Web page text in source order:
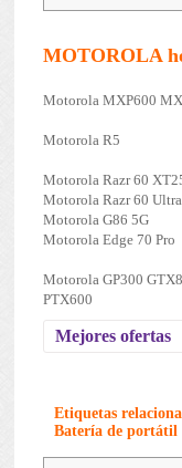
MOTOROLA
Motorola MXP600
Motorola R5
Motorola Razr 60
Motorola Razr 60 Ultra
Motorola G86 5G
Motorola Edge 70 Pro
Motorola GP300
PTX600
Mejores ofertas
Etiquetas
Batería de portátil